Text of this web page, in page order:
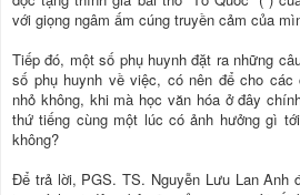
với giọng ngâm ấm cúng truyền cảm của
Tiếp đó, một số phụ huynh đặt ra những
số phụ huynh về việc, có nên để cho
nhỏ không, khi mà học văn hóa ở đây
thứ tiếng cùng một lúc có ảnh hưởng gì
không?
Để trả lời, PGS. TS. Nguyễn Lưu Lan Anh